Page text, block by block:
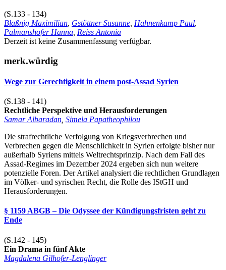
(S.133 - 134)
Blaßnig Maximilian Gstöttner Susanne Hahnenkamp Paul
Palmanshofer Hanna Reiss Antonia
Derzeit ist keine Zusammenfassung verfügbar.
merk.würdig
Wege zur Gerechtigkeit in einem post-Assad Syrien
(S.138 - 141)
Rechtliche Perspektive und Herausforderungen
Samar Albaradan Simela Papatheophilou
Die strafrechtliche Verfolgung von Kriegsverbrechen und
Verbrechen gegen die Menschlichkeit in Syrien erfolgte bisher nur
außerhalb Syriens mittels Weltrechtsprinzip. Nach dem Fall des
Assad-Regimes im Dezember 2024 ergeben sich nun weitere
potenzielle Foren. Der Artikel analysiert die rechtlichen Grundlagen
im Völker- und syrischen Recht, die Rolle des IStGH und
Herausforderungen.
§ 1159 ABGB – Die Odyssee der Kündigungsfristen geht zu
Ende
(S.142 - 145)
Ein Drama in fünf Akte
Magdalena Gilhofer-Lenglinger